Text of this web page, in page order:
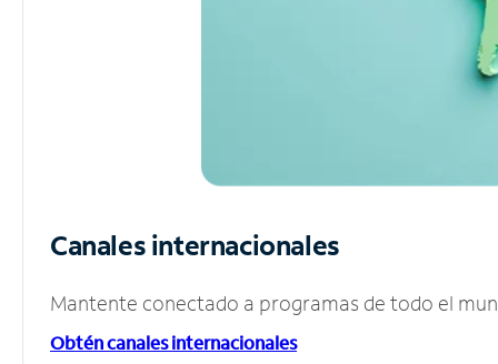
Canales internacionales
Mantente conectado a programas de todo el
Obtén canales internacionales